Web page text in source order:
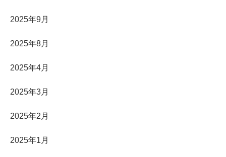
2025年9月
2025年8月
2025年4月
2025年3月
2025年2月
2025年1月